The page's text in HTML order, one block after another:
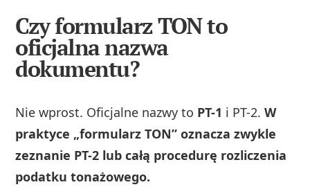
Czy formularz TON to
oficjalna nazwa
dokumentu?
Nie wprost. Oficjalne nazwy to PT-1 i PT-2.W
praktyce „formularz TON” oznacza zwykle
zeznanie PT-2 lub całą procedurę rozliczenia
podatku tonażowego.